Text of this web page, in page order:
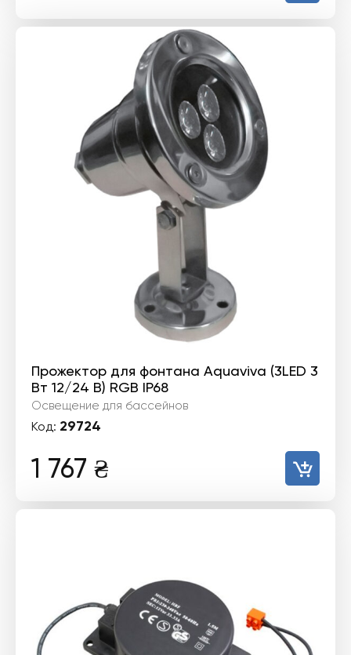
Прожектор для фонтана Aquaviva (3LED 3
Вт 12/24 В) RGB IP68
Освещение для бассейнов
Код: 29724
1 767 ₴